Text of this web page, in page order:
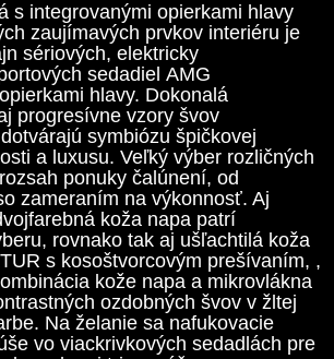
s integrovanými opierkami hlavy
zaujímavých prvkov interiéru je
sériových, elektricky
sedadiel AMG
hlavy. Dokonalá
progresívne vzory švov
symbiózu špičkovej
a luxusu. Veľký výber rozličných
ponuky čalúnení, od
zameraním na výkonnosť. Aj
koža napa patrí
rovnako tak aj ušľachtilá koža
s kosoštvorcovým prešívaním, ,
kože napa a mikrovlákna
ozdobných švov v žltej
Na želanie sa nafukovacie
vo viackrivkových sedadlách pre